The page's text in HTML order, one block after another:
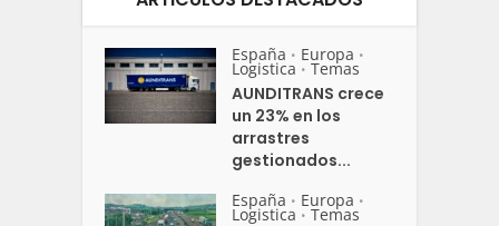
España • Europa •
Logistica • Temas
AUNDITRANS crece
un 23% en los
arrastres
gestionados...
España • Europa •
Logistica • Temas